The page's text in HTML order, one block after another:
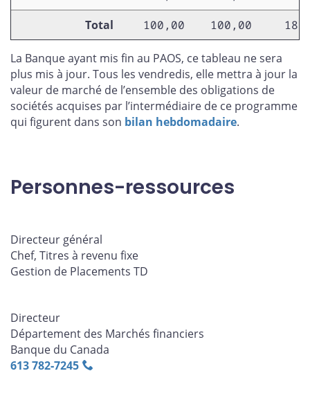
Total
100,00 100,00
La Banque ayant mis fin au PAOS, ce tableau ne sera
plus mis à jour. Tous les vendredis, elle mettra à jour la
valeur de marché de l’ensemble des obligations de
sociétés acquises par l’intermédiaire de ce programme
qui figurent dans son bilan hebdomadaire.
Personnes-ressources
Directeur général
Chef, Titres à revenu fixe
Gestion de Placements TD
Directeur
Département des Marchés financiers
Banque du Canada
613 782‑7245